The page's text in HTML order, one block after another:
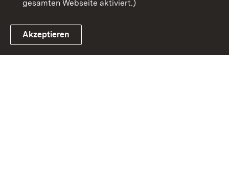
Link zum Landesportal
gesamten Webseite aktiviert.)
Akzeptieren